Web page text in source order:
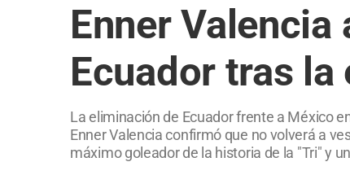
Enner
Ecuador tras
La eliminación de Ecuador frente a México
Enner Valencia confirmó que no volverá a
máximo goleador de la historia de la "Tri" y